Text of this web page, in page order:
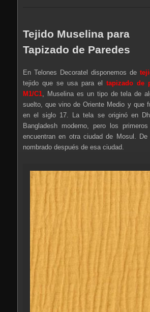
Tejido Muselina para
Tapizado de Paredes
En Telones Decoratel disponemos de
tejido que se usa para el tapizado de
M1/C1, Muselina es un tipo de tela de
suelto, que vino de Oriente Medio y que
en el siglo 17. La tela se originó en
Bangladesh moderno, pero los
encuentran en otra ciudad de Mosul.
nombrado después de esa ciudad.